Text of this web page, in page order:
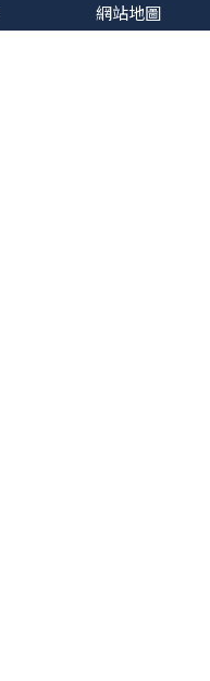
網站地圖